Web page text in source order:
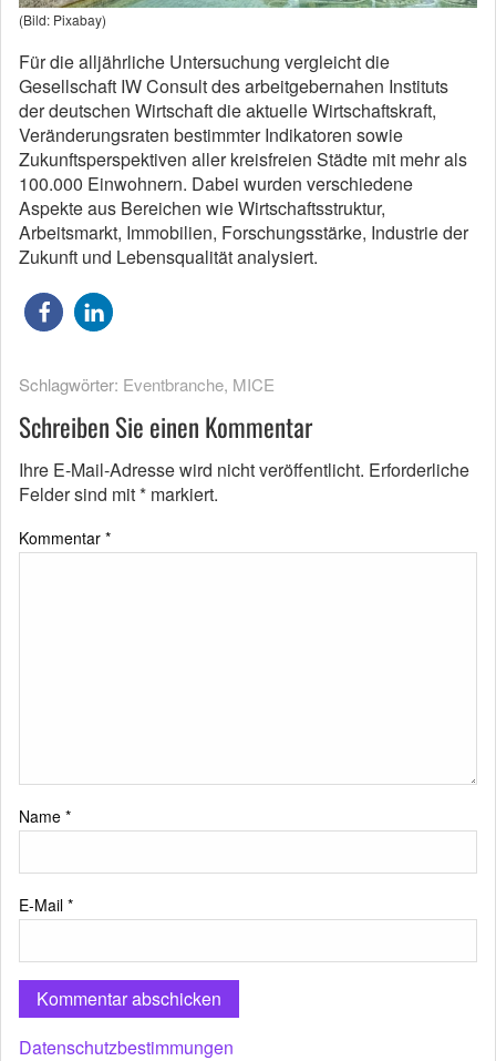
(Bild: Pixabay)
Für die alljährliche Untersuchung vergleicht die
Gesellschaft IW Consult des arbeitgebernahen Instituts
der deutschen Wirtschaft die aktuelle Wirtschaftskraft,
Veränderungsraten bestimmter Indikatoren sowie
Zukunftsperspektiven aller kreisfreien Städte mit mehr als
100.000 Einwohnern. Dabei wurden verschiedene
Aspekte aus Bereichen wie Wirtschaftsstruktur,
Arbeitsmarkt, Immobilien, Forschungsstärke, Industrie der
Zukunft und Lebensqualität analysiert.
Schlagwörter: Eventbranche, MICE
Schreiben Sie einen Kommentar
Ihre E-Mail-Adresse wird nicht veröffentlicht. Erforderliche
Felder sind mit* markiert.
Kommentar *
Name *
E-Mail *
Datenschutzbestimmungen